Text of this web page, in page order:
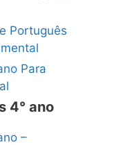
Português
Para
4° ano
–